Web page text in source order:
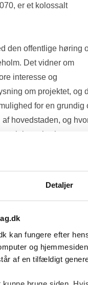
Detaljer
kan fungere efter
og
af en tilfældigt
er et kolossalt
den offentlige høring
Det vidner om
interesse og
om projektet, og
for en grundig
hovedstaden, og
og høringssvar.
på
projekt, og det har
beboelses- og
og luftkvaliteten,
relation til Øresund,
og meget mere –
grundigt og